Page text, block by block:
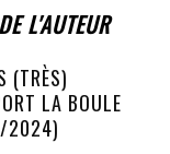
L'AUTEUR
(TRÈS)
LA BOULE
2024)